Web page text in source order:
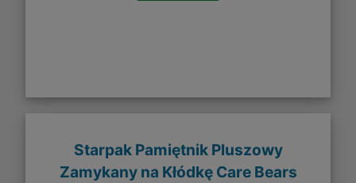
Starpak Pamiętnik Pluszowy
Zamykany na Kłódkę Care Bears